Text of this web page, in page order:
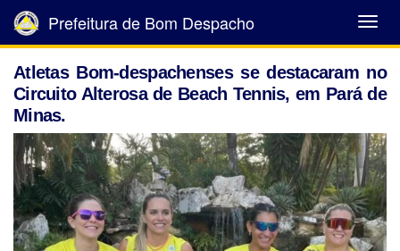
Abrir
Menu
Prefeitura de Bom Despacho
Atletas Bom-despachenses se destacaram no
Circuito Alterosa de Beach Tennis, em Pará de
Minas.